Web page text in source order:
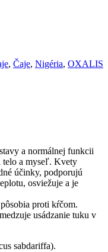
, Čaje, Nigéria, OXALIS
a normálnej funkcii
telo a myseľ. Kvety
účinky, podporujú
osviežuje a je
proti kŕčom.
usádzanie tuku v
sabdariffa).